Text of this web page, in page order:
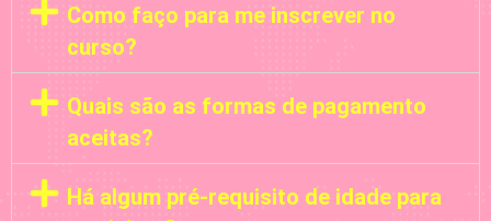
Como faço para me inscrever no
curso?
Quais são as formas de pagamento
aceitas?
Há algum pré-requisito de idade para